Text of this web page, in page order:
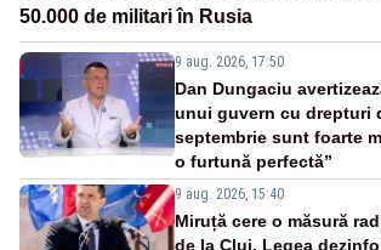
50.000 de militari în Rusia
9 aug. 2026, 17:50
Dan Dungaciu
unui guvern cu drepturi
septembrie sunt foarte
o furtună perfectă”
9 aug. 2026, 15:40
Miruță cere o măsură
de la Cluj. Legea